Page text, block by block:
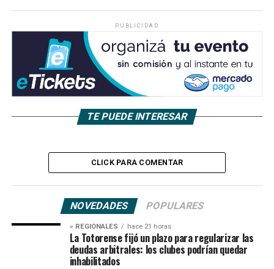
PUBLICIDAD
TE PUEDE INTERESAR
CLICK PARA COMENTAR
NOVEDADES POPULARES
» REGIONALES hace 21 horas
La Totorense fijó un plazo para regularizar las
deudas arbitrales: los clubes podrían quedar
inhabilitados